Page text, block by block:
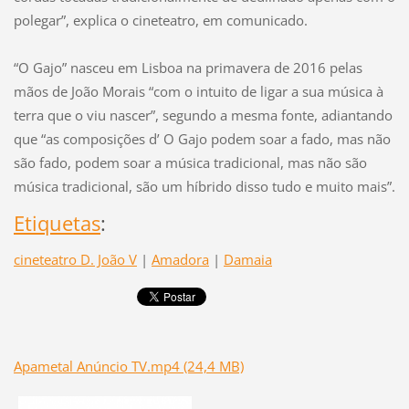
polegar”, explica o cineteatro, em comunicado.
“O Gajo” nasceu em Lisboa na primavera de 2016 pelas
mãos de João Morais “com o intuito de ligar a sua música à
terra que o viu nascer”, segundo a mesma fonte, adiantando
que “as composições d’ O Gajo podem soar a fado, mas não
são fado, podem soar a música tradicional, mas não são
música tradicional, são um híbrido disso tudo e muito mais”.
Etiquetas:
cineteatro D. João V | Amadora | Damaia
Apametal Anúncio TV.mp4 (24,4 MB)